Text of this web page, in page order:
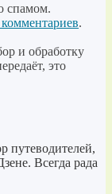
спамом.
.
и обработку
это
путеводителей,
Всегда рада